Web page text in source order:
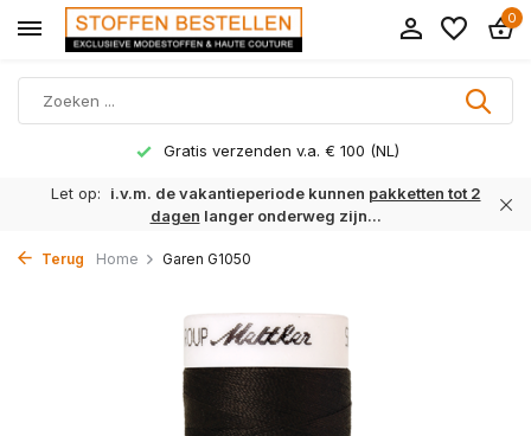
0
Gratis verzenden v.a. € 100 (NL)
Let op: i.v.m. de vakantieperiode kunnen pakketten tot 2
dagen langer onderweg zijn...
Terug Home Garen G1050